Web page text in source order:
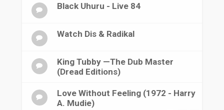
Black Uhuru - Live 84
Watch Dis & Radikal
King Tubby —The Dub Master
(Dread Editions)
Love Without Feeling (1972 - Harry
A. Mudie)